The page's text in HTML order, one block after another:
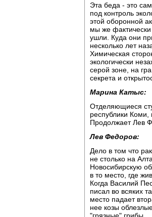
Эта беда - это
под контроль
этой оборонной
мы же
ушли. Куда они
несколько лет
Химическая
экологически
серой зоне, на
секрета и
Марина Катыс:
Отделяющиеся
республики Коми,
Продолжает Лев
Лев Федоров:
Дело в том что
не столько на
Новосибирскую
в то место, где
Когда Василий
писал во всяких
место падает
нее козы
"грязные" грибы.